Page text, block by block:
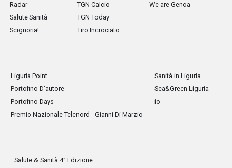
Radar
Salute Sanità
Scignoria!
TGN Calcio
TGN Today
Tiro Incrociato
We are Genoa
Liguria Point
Portofino D'autore
Portofino Days
Premio Nazionale Telenord - Gianni Di Marzio
Sanità in Liguria
Sea&Green Liguria
io
Salute & Sanità 4° Edizione